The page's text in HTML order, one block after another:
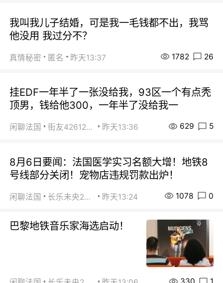
我叫我儿子结婚，可是我一毛钱都不出，我骂
他没用 我过分不？
真情秘密 匿名 昨天13:37 1782 26
挂EDF一年半了一张没给我，93区一个有点秃
顶男，钱给他300，一年半了没给我一
闲聊法国 街友42612092 昨天13:36 629 5
8月6日要闻：法国医学实习名额大增！地铁8
号线部分关闭！宠物店违规罚款出炉！
闲聊法国 长乐未央2015 昨天13:24 1078 0
巴黎地铁音乐家海选启动！